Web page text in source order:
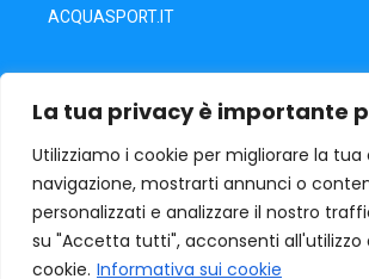
La tua privacy è importante
Utilizziamo i cookie per migliorare la tua
navigazione, mostrarti annunci o
personalizzati e analizzare il nostro
su "Accetta tutti", acconsenti all'utilizzo
cookie. Informativa sui cookie
ACQUASPORT.IT
CARRELLO
IL MIO ACCOUNT
RECESSO DA UN ORDINE
ACQUA SPORTVia O. Tramontani, 32 |